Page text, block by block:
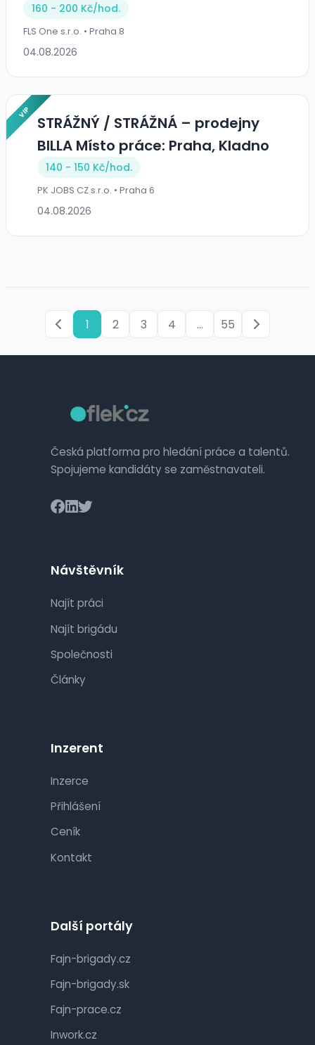
160 - 200 Kč/hod.
FLS One s.r.o. • Praha 8
04.08.2026
VIP
STRÁŽNÝ / STRÁŽNÁ – prodejny
BILLA Místo práce: Praha, Kladno
140 - 150 Kč/hod.
PK JOBS CZ s.r.o. • Praha 6
04.08.2026
1 2 3 4 ... 55
Česká platforma pro hledání práce a talentů.
Spojujeme kandidáty se zaměstnavateli.
Návštěvník
Najít práci
Najít brigádu
Společnosti
Články
Inzerent
Inzerce
Přihlášení
Ceník
Kontakt
Další portály
Fajn-brigady.cz
Fajn-brigady.sk
Fajn-prace.cz
Inwork.cz